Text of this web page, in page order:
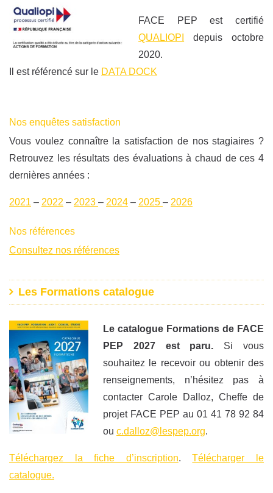
FACE PEP est certifié
QUALIOPI
depuis octobre
2020.
Il est référencé sur le DATA DOCK
Nos enquêtes satisfaction
Vous voulez connaître la satisfaction de nos stagiaires ?
Retrouvez les résultats des évaluations à chaud de ces 4
dernières années :
2021 – 2022 – 2023 – 2024 – 2025 – 2026
Nos références
Consultez nos références
Les Formations catalogue
Le catalogue Formations de FACE
PEP 2027 est paru. Si vous
souhaitez le recevoir ou obtenir des
renseignements, n’hésitez pas à
contacter Carole Dalloz, Cheffe de
projet FACE PEP au 01 41 78 92 84
ou c.dalloz@lespep.org.
Téléchargez la fiche d’inscription.Télécharger le
catalogue.